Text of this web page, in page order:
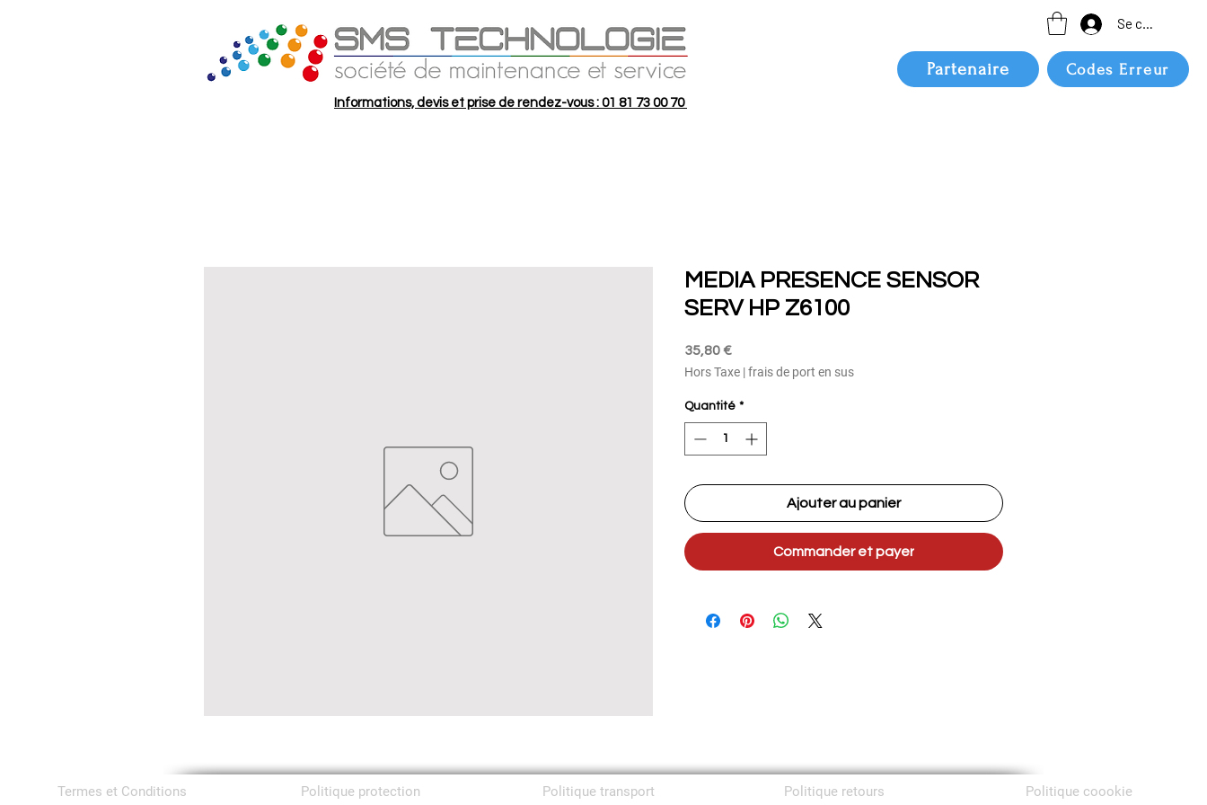
Se connecter
Partenaire Codes Erreur
Informations, devis et prise de rendez-vous : 01 81 73 00 70
MEDIA PRESENCE SENSOR
SERV HP Z6100
35,80 €Prix
Hors Taxe |frais de port en sus
Quantité *
Ajouter au panier
Commander et payer
Termes et Conditions Politique protection Politique transport Politique retours Politique coookie